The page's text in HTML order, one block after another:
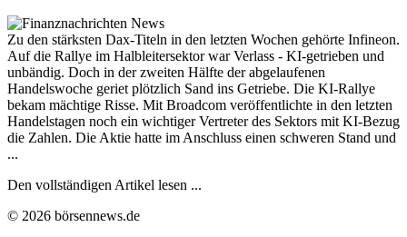
Zu den stärksten Dax-Titeln in den letzten Wochen gehörte Infineon.
Auf die Rallye im Halbleitersektor war Verlass - KI-getrieben und
unbändig. Doch in der zweiten Hälfte der abgelaufenen
Handelswoche geriet plötzlich Sand ins Getriebe. Die KI-Rallye
bekam mächtige Risse. Mit Broadcom veröffentlichte in den letzten
Handelstagen noch ein wichtiger Vertreter des Sektors mit KI-Bezug
die Zahlen. Die Aktie hatte im Anschluss einen schweren Stand und
...
Den vollständigen Artikel lesen ...
© 2026 börsennews.de